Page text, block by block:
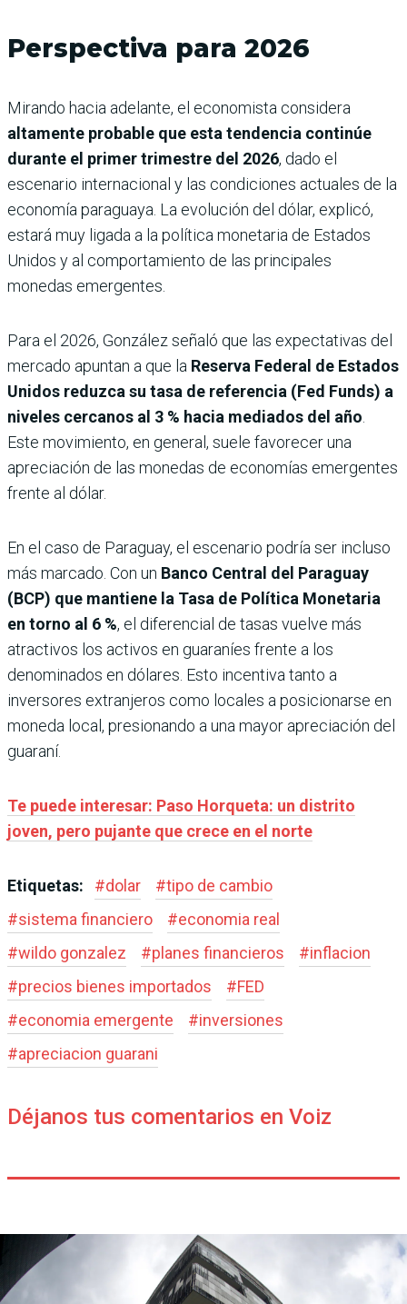
Perspectiva para 2026
Mirando hacia adelante, el economista considera
altamente probable que esta tendencia continúe
durante el primer trimestre del 2026, dado el
escenario internacional y las condiciones actuales de la
economía paraguaya. La evolución del dólar, explicó,
estará muy ligada a la política monetaria de Estados
Unidos y al comportamiento de las principales
monedas emergentes.
Para el 2026, González señaló que las expectativas del
mercado apuntan a que la Reserva Federal de Estados
Unidos reduzca su tasa de referencia (Fed Funds) a
niveles cercanos al 3 % hacia mediados del año
Este movimiento, en general, suele favorecer una
apreciación de las monedas de economías emergentes
frente al dólar.
En el caso de Paraguay, el escenario podría ser incluso
más marcado. Con un Banco Central del Paraguay
(BCP) que mantiene la Tasa de Política Monetaria
en torno al 6 %, el diferencial de tasas vuelve más
atractivos los activos en guaraníes frente a los
denominados en dólares. Esto incentiva tanto a
inversores extranjeros como locales a posicionarse en
moneda local, presionando a una mayor apreciación del
guaraní.
Te puede interesar: Paso Horqueta: un distrito
joven, pero pujante que crece en el norte
Etiquetas: #dolar #tipo de cambio
#sistema financiero #economia real
#wildo gonzalez #planes financieros #inflacion
#precios bienes importados #FED
#economia emergente #inversiones
#apreciacion guarani
Déjanos tus comentarios en Voiz